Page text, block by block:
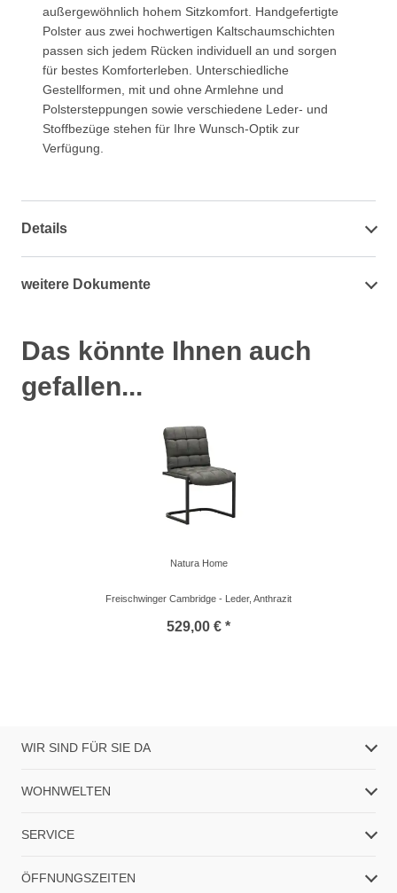
außergewöhnlich hohem Sitzkomfort. Handgefertigte
Polster aus zwei hochwertigen Kaltschaumschichten
passen sich jedem Rücken individuell an und sorgen
für bestes Komforterleben. Unterschiedliche
Gestellformen, mit und ohne Armlehne und
Polstersteppungen sowie verschiedene Leder- und
Stoffbezüge stehen für Ihre Wunsch-Optik zur
Verfügung.
Details
weitere Dokumente
Das könnte Ihnen auch
gefallen...
Natura Home
Freischwinger Cambridge - Leder, Anthrazit
529,00 € *
WIR SIND FÜR SIE DA
WOHNWELTEN
SERVICE
ÖFFNUNGSZEITEN